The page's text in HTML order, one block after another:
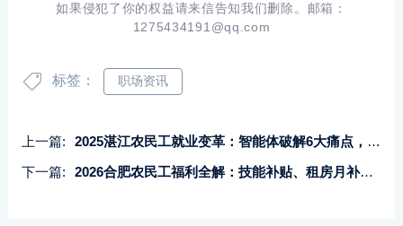
如果侵犯了你的权益请来信告知我们删除。邮箱：
1275434191@qq.com
标签： 职场资讯
上一篇:
2025湛江农民工就业变革：智能体破解6大痛点，人财会同城让城市扎根更简单
下一篇:
2026合肥农民工福利全解：技能补贴、租房月补、职业晋升路径与定居指南